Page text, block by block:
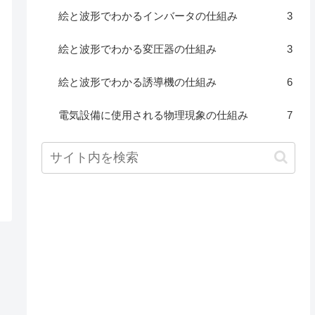
絵と波形でわかるインバータの仕組み 3
絵と波形でわかる変圧器の仕組み 3
絵と波形でわかる誘導機の仕組み 6
電気設備に使用される物理現象の仕組み 7